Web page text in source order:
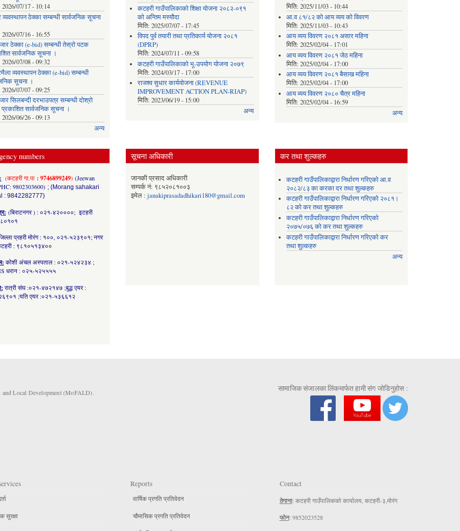
2026/07/17 - 10:14
व्यवस्थापन ठेक्का सम्बन्धी सार्वजनिक सूचना
2026/07/16 - 16:55
ठेक्का (e-bid) सम्बन्धी तेस्रो पटक
सार्वजनिक सूचना ।
2026/07/08 - 09:32
व्यवस्थापन ठेक्का (e-bid) सम्बन्धी
सूचना ।
2026/07/07 - 09:25
सिलबन्दी दरभाउपत्र सम्बन्धी दोश्रो
सार्वजनिक सूचना ।
2026/06/26 - 09:13
अन्य
कटहरी गाउँपालिकाको शिक्षा योजना २०८२-०९१
को अन्तिम मस्यौदा
मिति: 2025/07/07 - 17:45
विपद पुर्व तयारी तथा प्रतिकार्य योजना २०८१
(DPRP)
मिति: 2024/07/11 - 09:58
कटहरी गाउँपालिकाको भू-उपयोग योजना २०७९
मिति: 2024/03/17 - 17:00
राजश्व सुधार कार्ययोजना (REVENUE
IMPROVEMENT ACTION PLAN-RIAP)
मिति: 2023/06/19 - 15:00
अन्य
मिति:2025/11/03 - 10:44
आ.व ८१/८२ को आय व्यय को विवरण
मिति:2025/11/03 - 10:43
आय व्यय विवरण २०८१ असार महिना
मिति:2025/02/04 - 17:01
आय व्यय विवरण २०८१ जेठ महिना
मिति:2025/02/04 - 17:00
आय व्यय विवरण २०८१ बैसाख महिना
मिति:2025/02/04 - 17:00
आय व्यय विवरण २०८० चैत्र महिना
मिति:2025/02/04 - 16:59
अन्य
numbers
(कटहरी गा.पा : 9746899249)(Jeewan
9802303600) ; (Morang sahakari
: 9842282777)
(बिराटनगर ) : ०२१-४२००००; इटहरी
प्रहरी मोरंग : १००, ०२१-५२३९०१; नगर
: ९८१०५१३४००
कोशी अंचल अस्पताल : ०२१-५२४२३४ ;
धरान : ०२५-५२५५५५
रात्री संघ :०२१-४७२१४७ ;बुद्ध एयर :
;यति एयर :०२१-५३६६१२
सूचना अधिकारी
जानकी प्रसाद अधिकारी
सम्पर्क नं: ९८५२०८१००३
इमेल : janakiprasadadhikari180@gmail.com
कर तथा शुल्कहरु
कटहरी गाउँपालिकाद्वारा निर्धारण गरिएको आ.व
२०८२/८३ का करका दर तथा शुल्कहरु
कटहरी गाउँपालिकाद्वारा निर्धारण गरिएको २०८१।
८२ को कर तथा शुल्कहरु
कटहरी गाउँपालिकाद्वारा निर्धारण गरिएको
२०७५/०७६ को कर तथा शुल्कहरु
कटहरी गाउँपालिकाद्वारा निर्धारण गरिएको कर
तथा शुल्कहरु
अन्य
Local Development (MoFALD). सामाजिक संजालका लिंकमार्फत हामी संग जोडिनुहोस :
सुरक्षा
Reports
वार्षिक प्रगति प्रतिवेदन
चौमासिक प्रगति प्रतिवेदन
Contact
ठेगाना: कटहरी गाउँपालिकको कार्यालय, कटहरी-३,मोरंग
फोन: 9852023528